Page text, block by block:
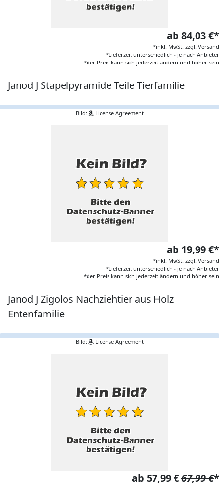
ab 84,03 €*
*inkl. MwSt. zzgl. Versand
*Lieferzeit unterschiedlich - je nach Anbieter
*der Preis kann sich jederzeit ändern und höher sein
Janod J Stapelpyramide Teile Tierfamilie
Bild: License Agreement
ab 19,99 €*
*inkl. MwSt. zzgl. Versand
*Lieferzeit unterschiedlich - je nach Anbieter
*der Preis kann sich jederzeit ändern und höher sein
Janod J Zigolos Nachziehtier aus Holz
Entenfamilie
Bild: License Agreement
ab 57,99 €67,99 €*